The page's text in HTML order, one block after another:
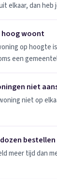
elkaar, dan
afvinken
hoog woont
op hoogte
een
niet niet
niet op
bestellen
meer tijd dan